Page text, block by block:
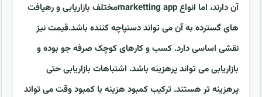
آن دارند، اما انواع marketting appمختلف بازاریابی و رهیافت
های گسترده به آن می تواند دستپاچه کننده باشد.قیمت نیز
نقشی اساسی دارد. کسب و کارهای کوچک صرفه جو بوده و
بازاریابی می تواند پرهزینه باشد. اشتباهات بازاریابی حتی
پرهزینه تر هستند. ترکیب کمبود هزینه با کمبود وقت می تواند